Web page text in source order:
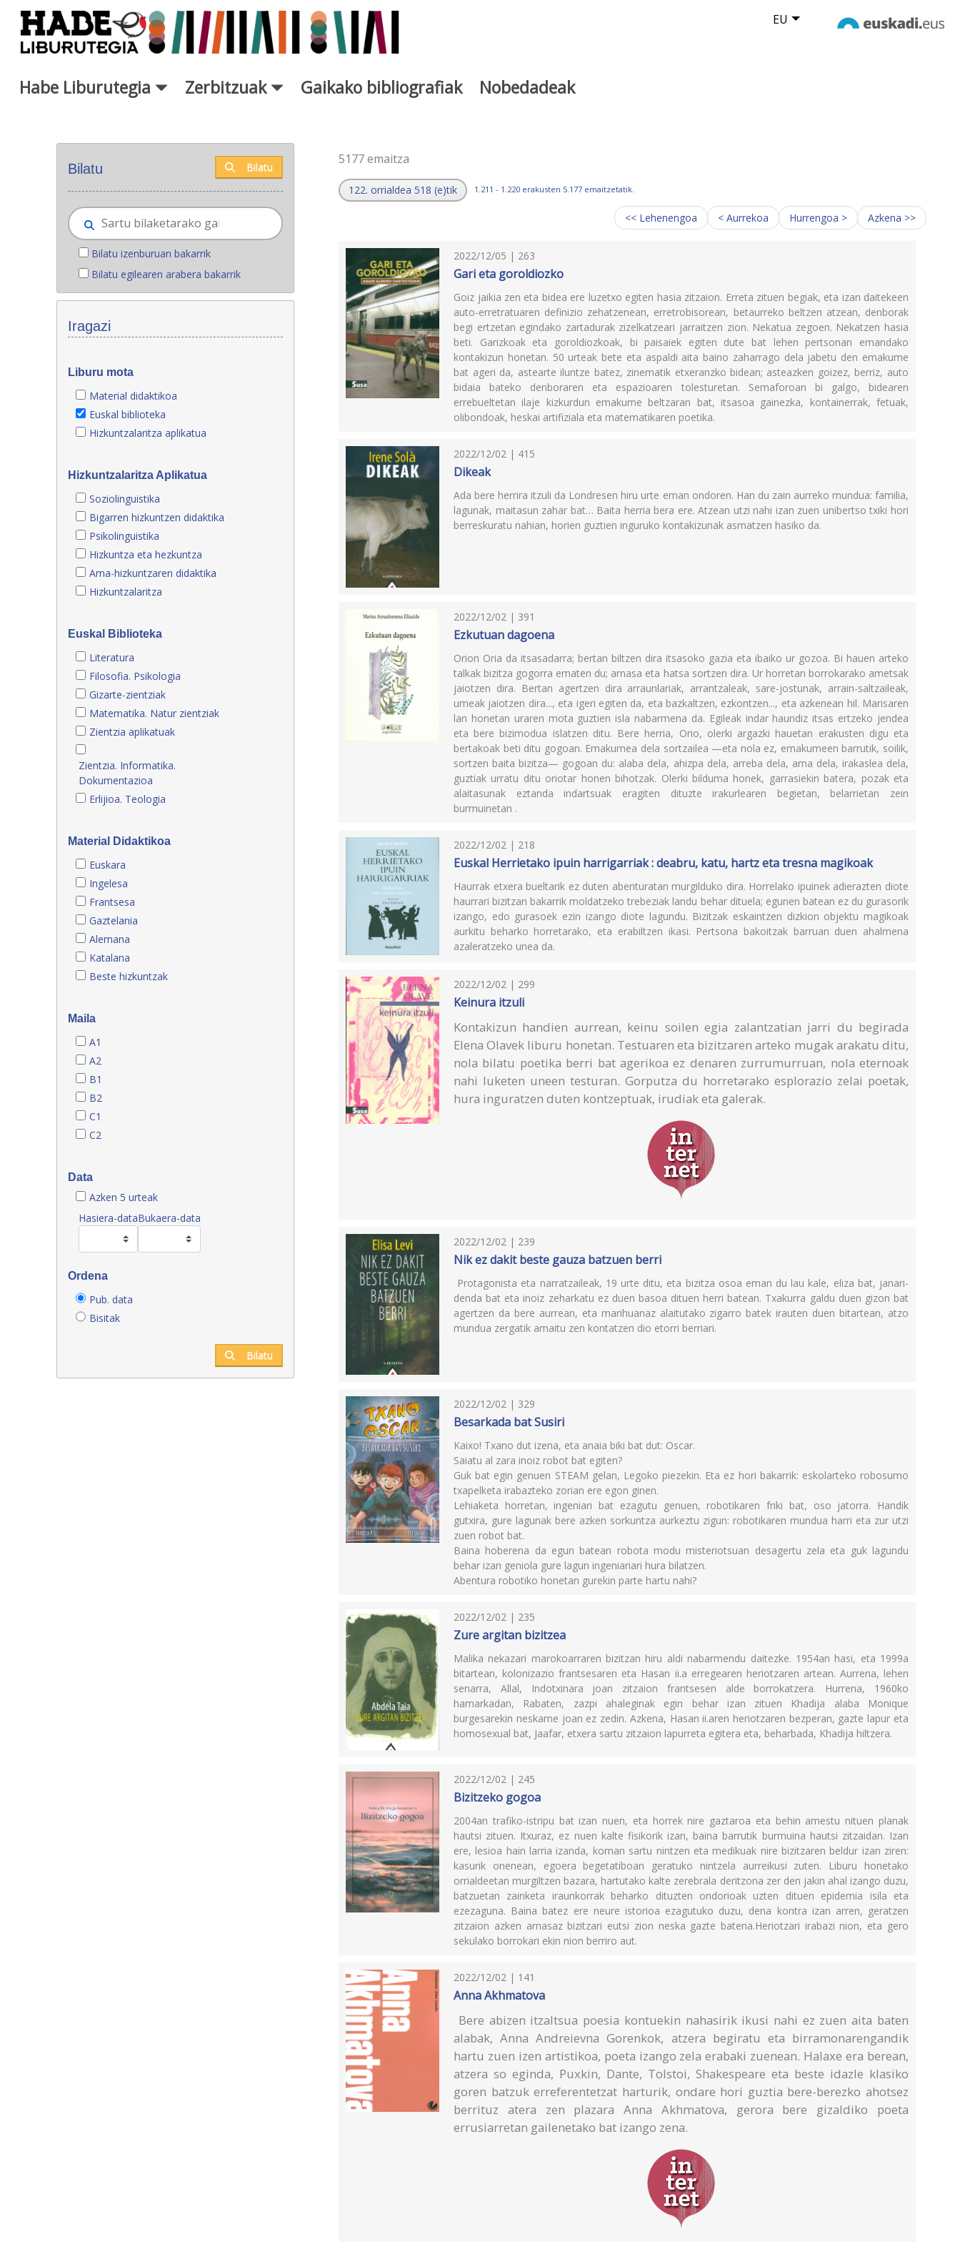
Eduki nagusira joan EU
Habe Liburutegia Zerbitzuak Gaikako bibliografiak Nobedadeak
Bilatu Bilatu
Bilatu izenburuan bakarrik
Bilatu egilearen arabera bakarrik
Iragazi
Liburu mota
Material didaktikoa
Euskal biblioteka
Hizkuntzalaritza aplikatua
Hizkuntzalaritza Aplikatua
Soziolinguistika
Bigarren hizkuntzen didaktika
Psikolinguistika
Hizkuntza eta hezkuntza
Ama-hizkuntzaren didaktika
Hizkuntzalaritza
Euskal Biblioteka
Literatura
Filosofia. Psikologia
Gizarte-zientziak
Matematika. Natur zientziak
Zientzia aplikatuak
Zientzia. Informatika.
Dokumentazioa
Erlijioa. Teologia
Material Didaktikoa
Euskara
Ingelesa
Frantsesa
Gaztelania
Alemana
Katalana
Beste hizkuntzak
Maila
A1
A2
B1
B2
C1
C2
Data
Azken 5 urteak
Hasiera-dataBukaera-data
Ordena
Pub. data
Bisitak
Bilatu
5177 emaitza
122. orrialdea 518 (e)tik 1.211 - 1.220 erakusten 5.177 emaitzetatik.
<< Lehenengoa < Aurrekoa Hurrengoa > Azkena >>
2022/12/05 | 263
Gari eta goroldiozko
Goiz jaikia zen eta bidea ere luzetxo egiten hasia zitzaion. Erreta zituen begiak, eta izan daitekeen
auto-erretratuaren definizio zehatzenean, erretrobisorean, betaurreko beltzen atzean, denborak
begi ertzetan egindako zartadurak zizelkatzeari jarraitzen zion. Nekatua zegoen. Nekatzen hasia
beti. Garizkoak eta goroldiozkoak, bi paisaiek egiten dute bat lehen pertsonan emandako
kontakizun honetan. 50 urteak bete eta aspaldi aita baino zaharrago dela jabetu den emakume
bat ageri da, astearte iluntze batez, zinematik etxeranzko bidean; asteazken goizez, berriz, auto
bidaia bateko denboraren eta espazioaren tolesturetan. Semaforoan bi galgo, bidearen
errebueltetan ilaje kizkurdun emakume beltzaran bat, itsasoa gainezka, kontainerrak, fetuak,
olibondoak, heskai artifiziala eta matematikaren poetika.
2022/12/02 | 415
Dikeak
Ada bere herrira itzuli da Londresen hiru urte eman ondoren. Han du zain aurreko mundua: familia,
lagunak, maitasun zahar bat… Baita herria bera ere. Atzean utzi nahi izan zuen unibertso txiki hori
berreskuratu nahian, horien guztien inguruko kontakizunak asmatzen hasiko da.
2022/12/02 | 391
Ezkutuan dagoena
Orion Oria da itsasadarra; bertan biltzen dira itsasoko gazia eta ibaiko ur gozoa. Bi hauen arteko
talkak bizitza gogorra ematen du; arnasa eta hatsa sortzen dira. Ur horretan borrokarako ametsak
jaiotzen dira. Bertan agertzen dira arraunlariak, arrantzaleak, sare-jostunak, arrain-saltzaileak,
umeak jaiotzen dira..., eta igeri egiten da, eta bazkaltzen, ezkontzen..., eta azkenean hil. Marisaren
lan honetan uraren mota guztien isla nabarmena da. Egileak indar haundiz itsas ertzeko jendea
eta bere bizimodua islatzen ditu. Bere herria, Orio, olerki argazki hauetan erakusten digu eta
bertakoak beti ditu gogoan. Emakumea dela sortzailea —eta nola ez, emakumeen barrutik, soilik,
sortzen baita bizitza— gogoan du: alaba dela, ahizpa dela, arreba dela, ama dela, irakaslea dela,
guztiak urratu ditu oriotar honen bihotzak. Olerki bilduma honek, garrasiekin batera, pozak eta
alaitasunak eztanda indartsuak eragiten dituzte irakurlearen begietan, belarrietan zein
burmuinetan .
2022/12/02 | 218
Euskal Herrietako ipuin harrigarriak : deabru, katu, hartz eta tresna magikoak
Haurrak etxera bueltarik ez duten abenturatan murgilduko dira. Horrelako ipuinek adierazten diote
haurrari bizitzan bakarrik moldatzeko trebeziak landu behar dituela; egunen batean ez du gurasorik
izango, edo gurasoek ezin izango diote lagundu. Bizitzak eskaintzen dizkion objektu magikoak
aurkitu beharko horretarako, eta erabiltzen ikasi. Pertsona bakoitzak barruan duen ahalmena
azaleratzeko unea da.
2022/12/02 | 299
Keinura itzuli
Kontakizun handien aurrean, keinu soilen egia zalantzatian jarri du begirada
Elena Olavek liburu honetan. Testuaren eta bizitzaren arteko mugak arakatu ditu,
nola bilatu poetika berri bat agerikoa ez denaren zurrumurruan, nola eternoak
nahi luketen uneen testuran. Gorputza du horretarako esplorazio zelai poetak,
hura inguratzen duten kontzeptuak, irudiak eta galerak.
2022/12/02 | 239
Nik ez dakit beste gauza batzuen berri
Protagonista eta narratzaileak, 19 urte ditu, eta bizitza osoa eman du lau kale, eliza bat, janari-
denda bat eta inoiz zeharkatu ez duen basoa dituen herri batean. Txakurra galdu duen gizon bat
agertzen da bere aurrean, eta marihuanaz alaitutako zigarro batek irauten duen bitartean, atzo
mundua zergatik amaitu zen kontatzen dio etorri berriari.
2022/12/02 | 329
Besarkada bat Susiri
Kaixo! Txano dut izena, eta anaia biki bat dut: Oscar.
Saiatu al zara inoiz robot bat egiten?
Guk bat egin genuen STEAM gelan, Legoko piezekin. Eta ez hori bakarrik: eskolarteko robosumo
txapelketa irabazteko zorian ere egon ginen.
Lehiaketa horretan, ingeniari bat ezagutu genuen, robotikaren friki bat, oso jatorra. Handik
gutxira, gure lagunak bere azken sorkuntza aurkeztu zigun: robotikaren mundua harri eta zur utzi
zuen robot bat.
Baina hoberena da egun batean robota modu misteriotsuan desagertu zela eta guk lagundu
behar izan geniola gure lagun ingeniariari hura bilatzen.
Abentura robotiko honetan gurekin parte hartu nahi?
2022/12/02 | 235
Zure argitan bizitzea
Malika nekazari marokoarraren bizitzan hiru aldi nabarmendu daitezke. 1954an hasi, eta 1999a
bitartean, kolonizazio frantsesaren eta Hasan ii.a erregearen heriotzaren artean. Aurrena, lehen
senarra, Allal, Indotxinara joan zitzaion frantsesen alde borrokatzera. Hurrena, 1960ko
hamarkadan, Rabaten, zazpi ahaleginak egin behar izan zituen Khadija alaba Monique
burgesarekin neskame joan ez zedin. Azkena, Hasan ii.aren heriotzaren bezperan, gazte lapur eta
homosexual bat, Jaafar, etxera sartu zitzaion lapurreta egitera eta, beharbada, Khadija hiltzera.
2022/12/02 | 245
Bizitzeko gogoa
2004an trafiko-istripu bat izan nuen, eta horrek nire gaztaroa eta behin amestu nituen planak
hautsi zituen. Itxuraz, ez nuen kalte fisikorik izan, baina barrutik burmuina hautsi zitzaidan. Izan
ere, lesioa hain larria izanda, koman sartu nintzen eta medikuak nire bizitzaren beldur izan ziren:
kasurik onenean, egoera begetatiboan geratuko nintzela aurreikusi zuten. Liburu honetako
orrialdeetan murgiltzen bazara, hartutako kalte zerebrala deritzona zer den jakin ahal izango duzu,
batzuetan zainketa iraunkorrak beharko dituzten ondorioak uzten dituen epidemia isila eta
ezezaguna. Baina batez ere neure istorioa ezagutuko duzu, dena kontra izan arren, geratzen
zitzaion azken arnasaz bizitzari eutsi zion neska gazte batena.Heriotzari irabazi nion, eta gero
sekulako borrokari ekin nion berriro aut.
2022/12/02 | 141
Anna Akhmatova
Bere abizen itzaltsua poesia kontuekin nahasirik ikusi nahi ez zuen aita baten
alabak, Anna Andreievna Gorenkok, atzera begiratu eta birramonarengandik
hartu zuen izen artistikoa, poeta izango zela erabaki zuenean. Halaxe era berean,
atzera so eginda, Puxkin, Dante, Tolstoi, Shakespeare eta beste idazle klasiko
goren batzuk erreferentetzat harturik, ondare hori guztia bere-berezko ahotsez
berrituz atera zen plazara Anna Akhmatova, gerora bere gizaldiko poeta
errusiarretan gailenetako bat izango zena.